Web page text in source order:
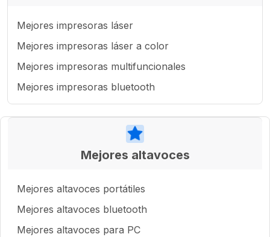
Mejores impresoras láser
Mejores impresoras láser a color
Mejores impresoras multifuncionales
Mejores impresoras bluetooth
Mejores altavoces
Mejores altavoces portátiles
Mejores altavoces bluetooth
Mejores altavoces para PC